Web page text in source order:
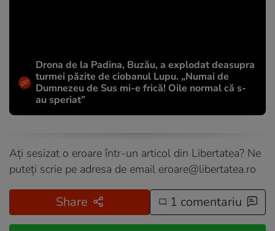
Drona de la Padina, Buzău, a explodat deasupra
turmei păzite de ciobanul Lupu. „Numai de
Dumnezeu de Sus mi-e frică! Oile normal că s-
au speriat”
Ați sesizat o eroare într-un articol din Libertatea? Ne
puteți scrie pe adresa de email eroare@libertatea.ro
Share 1 comentariu